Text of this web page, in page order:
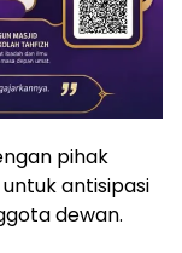
pihak
antisipasi
dewan.